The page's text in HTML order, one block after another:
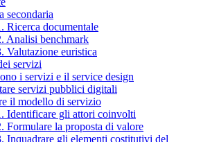
secondaria
Ricerca documentale
Analisi benchmark
Valutazione euristica
servizi
i servizi e il service design
servizi pubblici digitali
il modello di servizio
Identificare gli attori coinvolti
Formulare la proposta di valore
Inquadrare gli elementi costitutivi del